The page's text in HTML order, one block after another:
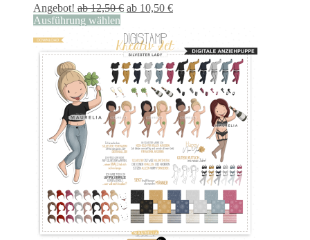
Angebot! ab12,50€ ab 10,50 €
Ausführung wählen
Produkt
weist
mehrere
Varianten
auf.
Die
Optionen
können
auf
der
Produktseite
gewählt
werden